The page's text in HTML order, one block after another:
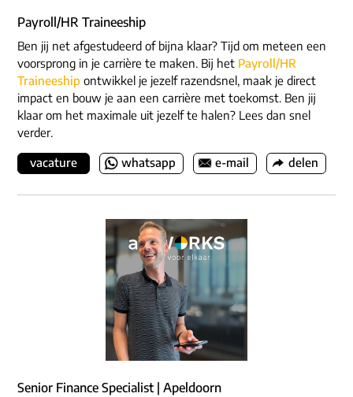
Payroll/HR Traineeship
Ben jij net afgestudeerd of bijna klaar? Tijd om meteen een
voorsprong in je carrière te maken. Bij het Payroll/HR
Traineeship ontwikkel je jezelf razendsnel, maak je direct
impact en bouw je aan een carrière met toekomst. Ben jij
klaar om het maximale uit jezelf te halen? Lees dan snel
verder.
vacature whatsapp e-mail delen
Senior Finance Specialist | Apeldoorn